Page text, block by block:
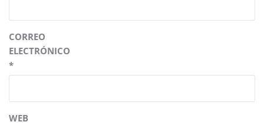
CORREO
ELECTRÓNICO
*
WEB